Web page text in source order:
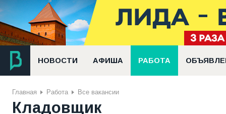
НОВОСТИ АФИША РАБОТА
Главная Работа Все вакансии
Кладовщик